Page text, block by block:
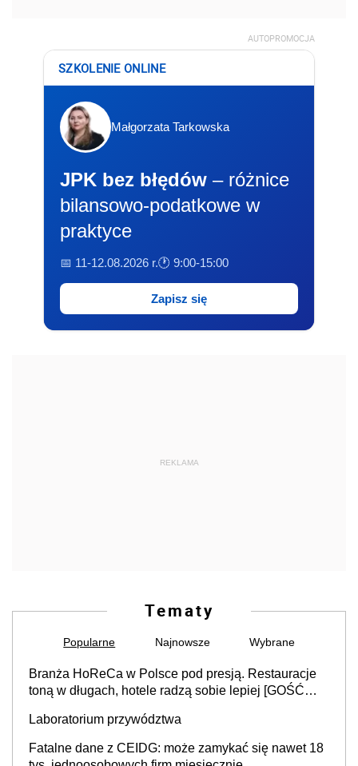
AUTOPROMOCJA
SZKOLENIE ONLINE
Małgorzata Tarkowska
JPK bez błędów – różnice
bilansowo-podatkowe w
praktyce
📅 11-12.08.2026 r.🕐 9:00-15:00
Zapisz się
REKLAMA
Tematy
Popularne Najnowsze Wybrane
Branża HoReCa w Polsce pod presją. Restauracje
toną w długach, hotele radzą sobie lepiej [GOŚĆ
Laboratorium przywództwa
Fatalne dane z CEIDG: może zamykać się nawet 18